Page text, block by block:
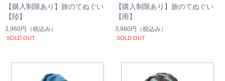
【購入制限あり】旅のてぬぐい
【陸】
3,960円 （税込み）
SOLD OUT
【購入制限あり】旅のてぬぐい
【雨】
3,960円 （税込み）
SOLD OUT